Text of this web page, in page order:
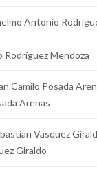
Mendoza
Arenas
Giraldo